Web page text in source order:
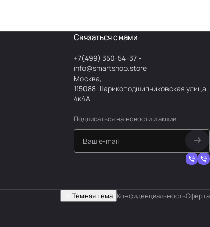
Связаться с нами
+7(499) 350-54-37
info@smartshop.store
Москва,
115088 Шарикоподшипниковская улица,
4к4А
Подписаться на новости и акции
Темная тема КонфиденциальностьОферта